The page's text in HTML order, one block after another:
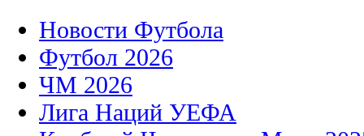
Новости Футбола
Футбол 2026
ЧМ 2026
Лига Наций УЕФА